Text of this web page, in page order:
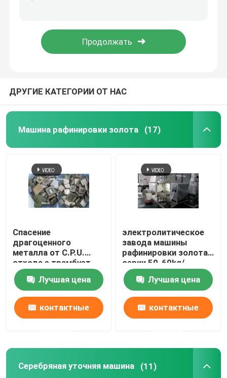
Оборудование обработки ненужного газа
Серебряная отливная машина
печь нержавеющей стали плавя
Печь платины плавя
ДРУГИЕ КАТЕГОРИИ ОТ НАС
Машина рафинировки золота (17)
Спасение
драгоценного
металла от C.P.U.
отхода e трамбует
машину спасения
золотаЛучшая цена
контактные
электролитическое
завода машины
рафинировки золота
серии 50-60kg/
химическое
механическое
Лучшая цена
контактные
Серебряная уточняя машина (11)